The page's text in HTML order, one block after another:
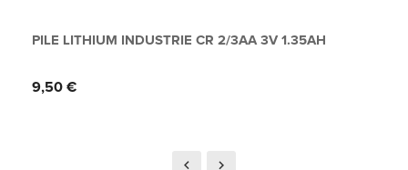
PILE LITHIUM INDUSTRIE CR 2/3AA 3V 1.35AH
Prix
9,50 €